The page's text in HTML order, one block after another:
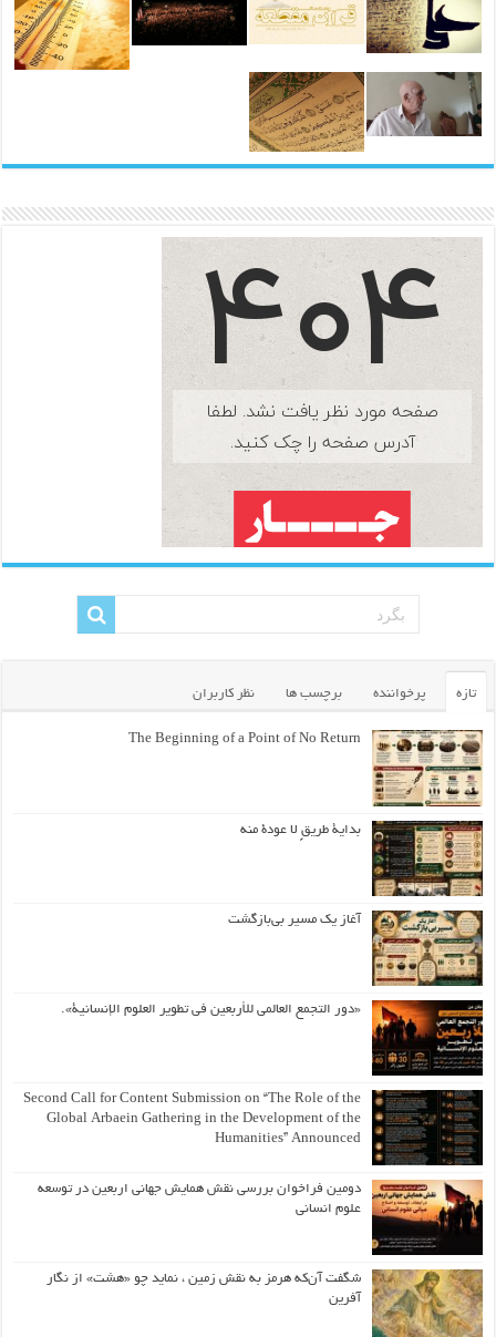
تازه پرخواننده برچسب ها نظر کاربران
The Beginning of a Point of No Return
بداية طريقٍ لا عودة منه
آغاز یک مسیر بی‌بازگشت
«دور التجمع العالمي للأربعين في تطوير العلوم الإنسانية».
Second Call for Content Submission on “The Role of the
Global Arbaein Gathering in the Development of the
Humanities” Announced
دومین فراخوان بررسی نقش همایش جهانی اربعین در توسعه
علوم انسانی
شگفت آن‌که هرمز به نقش زمین ، نماید چو «هشت» از نگار
آفرین